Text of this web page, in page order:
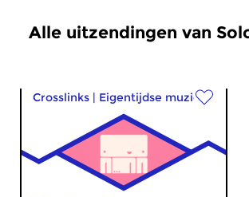
Alle uitzendingen van
Crosslinks | Eigentijdse muziek